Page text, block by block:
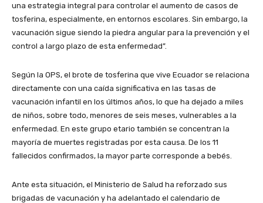
una estrategia integral para controlar el aumento de casos de
tosferina, especialmente, en entornos escolares. Sin embargo, la
vacunación sigue siendo la piedra angular para la prevención y el
control a largo plazo de esta enfermedad”.
Según la OPS, el brote de tosferina que vive Ecuador se relaciona
directamente con una caída significativa en las tasas de
vacunación infantil en los últimos años, lo que ha dejado a miles
de niños, sobre todo, menores de seis meses, vulnerables a la
enfermedad. En este grupo etario también se concentran la
mayoría de muertes registradas por esta causa. De los 11
fallecidos confirmados, la mayor parte corresponde a bebés.
Ante esta situación, el Ministerio de Salud ha reforzado sus
brigadas de vacunación y ha adelantado el calendario de